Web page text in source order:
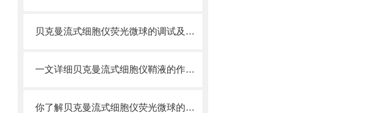
贝克曼流式细胞仪荧光微球的调试及使用
一文详细贝克曼流式细胞仪鞘液的作用原理
你了解贝克曼流式细胞仪荧光微球的制备之怎样的吗